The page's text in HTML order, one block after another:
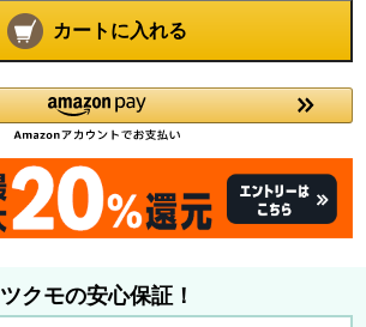
カートに入れる
ツクモの安心保証！